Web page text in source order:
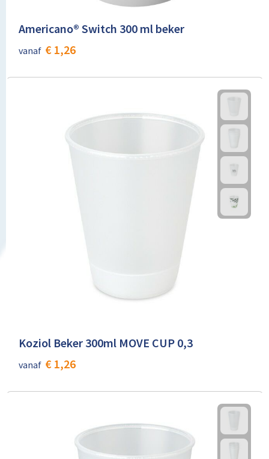
Americano® Switch 300 ml beker
vanaf € 1,26
Koziol Beker 300ml MOVE CUP 0,3
vanaf € 1,26